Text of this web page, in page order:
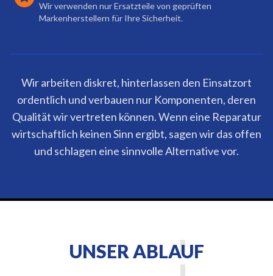
Wir verwenden nur Ersatzteile von geprüften
Markenherstellern für Ihre Sicherheit.
Wir arbeiten diskret, hinterlassen den Einsatzort
ordentlich und verbauen nur Komponenten, deren
Qualität wir vertreten können. Wenn eine Reparatur
wirtschaftlich keinen Sinn ergibt, sagen wir das offen
und schlagen eine sinnvolle Alternative vor.
UNSER ABLAUF